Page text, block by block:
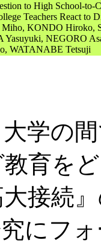
to High School-to-
Teachers React to
KONDO Hiroko,
Yasuyuki, NEGORO
WATANABE Tetsuji
学の
教育を
接続
にフ